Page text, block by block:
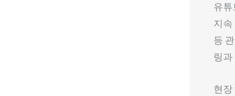
유
지속
등
링
현장